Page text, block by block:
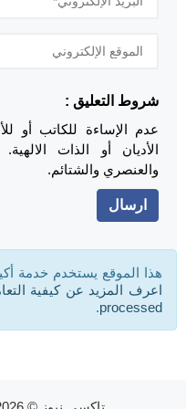
شروط التعليق :
عدم الإساءة للكاتب أو
الأديان أو الذات
والعنصري والشتائم.
هذا الموقع يستخدم خدمة
اعرف المزيد عن كيفية
processed
.